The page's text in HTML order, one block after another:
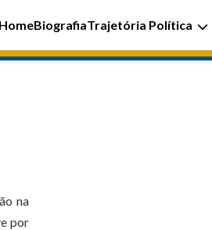
HomeBiografiaTrajetória Política
na
por